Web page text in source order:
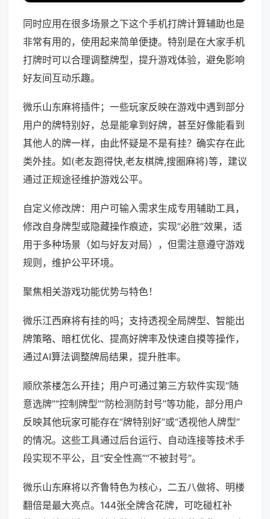
同时应用在很多场景之下这个手机打牌计算辅助也是
非常有用的，使用起来简单便捷。特别是在大家手机
打牌时可以合理调整牌型，提升游戏体验，避免影响
好友间互动乐趣。
微乐山东麻将插件；一些玩家反映在游戏中遇到部分
用户的牌特别好，总是能拿到好牌，甚至好像能看到
其他人的牌一样，由此怀疑是不是有挂？确实存在此
类外挂。如(老友跑得快,老友棋牌,搜圈麻将)等，建议
通过正规途径维护游戏公平。
自定义修改牌：用户可输入需求生成专用辅助工具，
修改自身牌型或隐藏操作痕迹，实现“必胜”效果，适
用于多种场景（如与好友对局），但需注意遵守游戏
规则，维护公平环境。
聚焦相关游戏功能优势与特色！
微乐江西麻将有挂的吗；支持透视全局牌型、智能出
牌策略、暗杠优化、提高好牌率及快速自摸等操作，
通过AI算法调整牌局结果，提升胜率。
顺欣茶楼怎么开挂；用户可通过第三方软件实现“随
意选牌”“控制牌型”“防检测防封号”等功能，部分用户
反映其他玩家可能存在“牌特别好”或“透视他人牌型”
的情况。这些工具通过后台运行、自动连接等技术手
段实现不平公，且“安全性高”“不被封号”。
微乐山东麻将以齐鲁特色为核心，二五八做将、明楼
翻倍是最大亮点。144张全牌含花牌，可吃碰杠补